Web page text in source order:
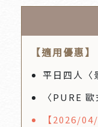
【適用優惠】
平日四人〈
〈PURE
【2026/